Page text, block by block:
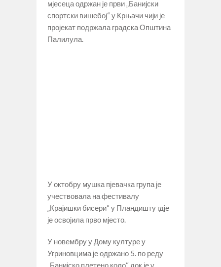
мјесеца одржан је први „Банијски
спортски вишебој“ у Крњачи чији је
пројекат подржала градска Општина
Палилула.
У октобру мушка пјевачка група је
учествовала на фестивалу
„Крајишки бисери“ у Пландишту гдје
је освојила прво мјесто.
У новембру у Дому културе у
Угриновцима је одржано 5. по реду
„Банијско плетено коло“ док је у